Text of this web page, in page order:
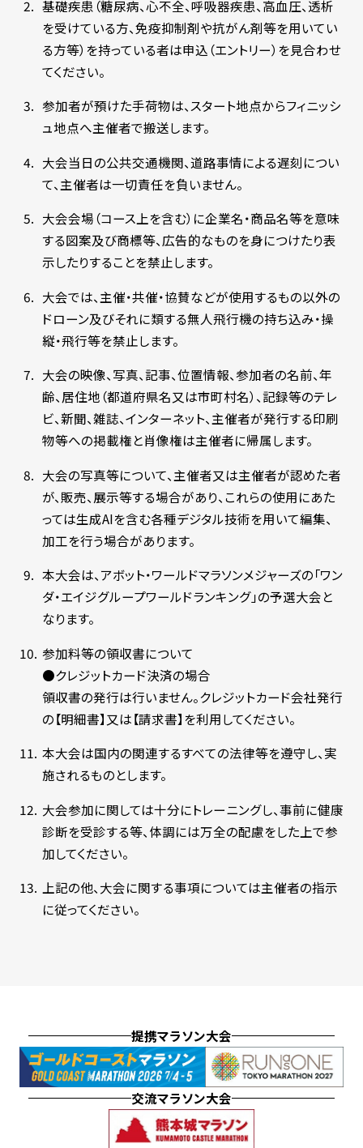
基礎疾患（糖尿病、心不全、呼吸器疾患、高血圧、透析
を受けている方、免疫抑制剤や抗がん剤等を用いてい
る方等）を持っている者は申込（エントリー）を見合わせ
てください。
参加者が預けた手荷物は、スタート地点からフィニッシ
ュ地点へ主催者で搬送します。
大会当日の公共交通機関、道路事情による遅刻につい
て、主催者は一切責任を負いません。
大会会場（コース上を含む）に企業名・商品名等を意味
する図案及び商標等、広告的なものを身につけたり表
示したりすることを禁止します。
大会では、主催・共催・協賛などが使用するもの以外の
ドローン及びそれに類する無人飛行機の持ち込み・操
縦・飛行等を禁止します。
大会の映像、写真、記事、位置情報、参加者の名前、年
齢、居住地（都道府県名又は市町村名）、記録等のテレ
ビ、新聞、雑誌、インターネット、主催者が発行する印刷
物等への掲載権と肖像権は主催者に帰属します。
大会の写真等について、主催者又は主催者が認めた者
が、販売、展示等する場合があり、これらの使用にあた
っては生成AIを含む各種デジタル技術を用いて編集、
加工を行う場合があります。
本大会は、アボット・ワールドマラソンメジャーズの「ワン
ダ・エイジグループワールドランキング」の予選大会と
なります。
参加料等の領収書について
●クレジットカード決済の場合
領収書の発行は行いません。クレジットカード会社発行
の【明細書】又は【請求書】を利用してください。
本大会は国内の関連するすべての法律等を遵守し、実
施されるものとします。
大会参加に関しては十分にトレーニングし、事前に健康
診断を受診する等、体調には万全の配慮をした上で参
加してください。
上記の他、大会に関する事項については主催者の指示
に従ってください。
提携マラソン大会
交流マラソン大会